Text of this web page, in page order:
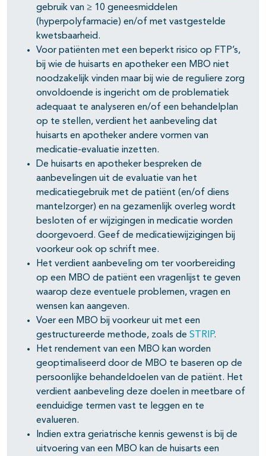
gebruik van ≥ 10 geneesmiddelen
(hyperpolyfarmacie) en/of met vastgestelde
kwetsbaarheid.
Voor patiënten met een beperkt risico op FTP’s,
bij wie de huisarts en apotheker een MBO niet
noodzakelijk vinden maar bij wie de reguliere zorg
onvoldoende is ingericht om de problematiek
adequaat te analyseren en/of een behandelplan
op te stellen, verdient het aanbeveling dat
huisarts en apotheker andere vormen van
medicatie-evaluatie inzetten.
De huisarts en apotheker bespreken de
aanbevelingen uit de evaluatie van het
medicatiegebruik met de patiënt (en/of diens
mantelzorger) en na gezamenlijk overleg wordt
besloten of er wijzigingen in medicatie worden
doorgevoerd. Geef de medicatiewijzigingen bij
voorkeur ook op schrift mee.
Het verdient aanbeveling om ter voorbereiding
op een MBO de patiënt een vragenlijst te geven
waarop deze eventuele problemen, vragen en
wensen kan aangeven.
Voer een MBO bij voorkeur uit met een
gestructureerde methode, zoals de STRIP.
Het rendement van een MBO kan worden
geoptimaliseerd door de MBO te baseren op de
persoonlijke behandeldoelen van de patiënt. Het
verdient aanbeveling deze doelen in meetbare of
eenduidige termen vast te leggen en te
evalueren.
Indien extra geriatrische kennis gewenst is bij de
uitvoering van een MBO kan de huisarts een